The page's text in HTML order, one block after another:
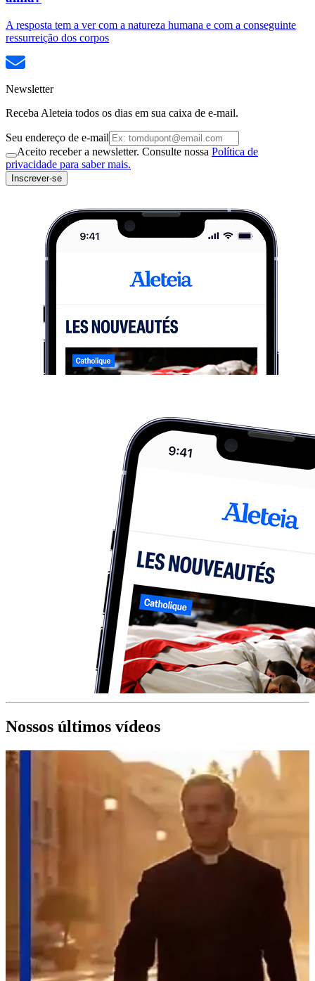
A resposta tem a ver com a natureza humana e com a conseguinte
ressurreição dos corpos
Newsletter
Receba Aleteia todos os dias em sua caixa de e-mail.
Seu endereço de e-mail
Aceito receber a newsletter. Consulte nossa Política de
privacidade para saber mais.
Inscrever-se
Nossos últimos vídeos